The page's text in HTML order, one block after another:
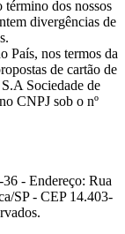
término dos nossos
divergências de
País, nos termos da
de cartão de
Sociedade de
CNPJ sob o nº
- Endereço: Rua
SP - CEP 14.403-